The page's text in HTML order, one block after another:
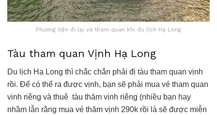
Phương tiện đi lại và tham quan khi du lịch Hạ Long
Tàu tham quan Vịnh Hạ Long
Du lịch Hạ Long thì chắc chắn phải đi tàu tham quan vịnh
rồi. Để có thể ra được vịnh, bạn sẽ phải mua vé tham quan
vịnh riêng và thuê tàu thăm vịnh riêng (nhiều bạn hay
nhầm lẫn rằng mua vé thăm vịnh 290k rồi là sẽ được miễn